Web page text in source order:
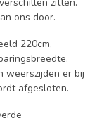
ons door.
220cm,
weerszijden er bij
afgesloten.